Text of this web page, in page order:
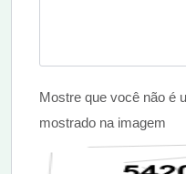
Mostre que você não é
mostrado na imagem